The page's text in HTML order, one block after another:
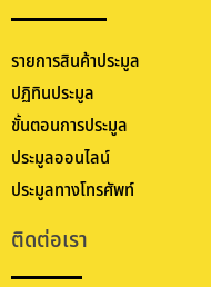
รายการสินค้าประมูล
ปฏิทินประมูล
ขั้นตอนการประมูล
ประมูลออนไลน์
ประมูลทางโทรศัพท์
ติดต่อเรา